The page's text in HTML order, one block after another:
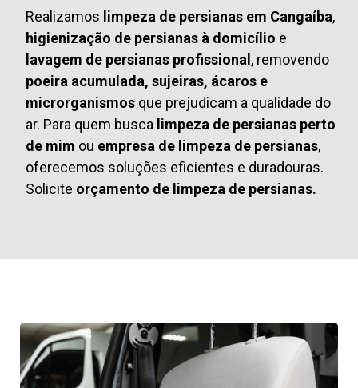
Realizamos limpeza de persianas em Cangaíba,
higienização de persianas à domicílio e
lavagem de persianas profissional, removendo
poeira acumulada, sujeiras, ácaros e
microrganismos que prejudicam a qualidade do
ar. Para quem busca limpeza de persianas perto
de mim ou empresa de limpeza de persianas,
oferecemos soluções eficientes e duradouras.
Solicite orçamento de limpeza de persianas.